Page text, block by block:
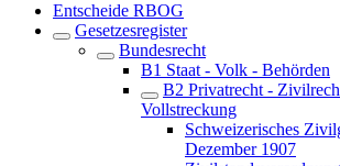
Entscheide RBOG
Gesetzesregister
Bundesrecht
B1 Staat - Volk - Behörden
B2 Privatrecht -
Vollstreckung
Schweizerisches
Dezember 1907